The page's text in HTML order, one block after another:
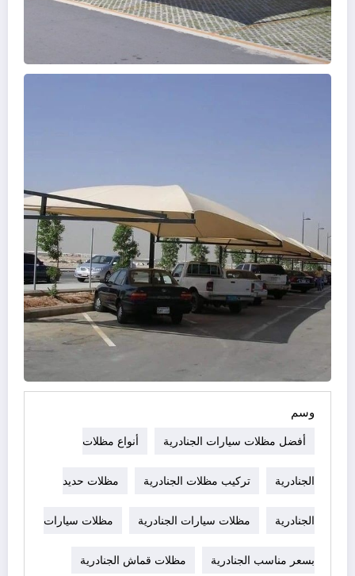
وسم
أفضل مظلات سيارات الجنادرية أنواع مظلات
الجنادرية تركيب مظلات الجنادرية مظلات حديد
الجنادرية مظلات سيارات الجنادرية مظلات سيارات
بسعر مناسب الجنادرية مظلات قماش الجنادرية